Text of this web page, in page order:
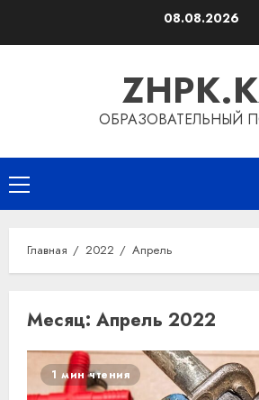
08.08.2026
ОБРАЗОВАТЕЛЬНЫЙ
Основное
меню
Главная 2022 Апрель
Месяц: Апрель 2022
1 мин чтения